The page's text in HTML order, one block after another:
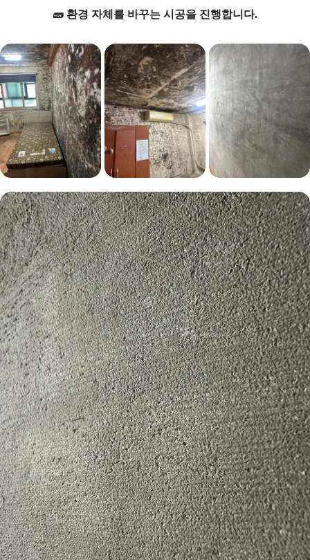
🧱 환경 자체를 바꾸는 시공을 진행합니다.